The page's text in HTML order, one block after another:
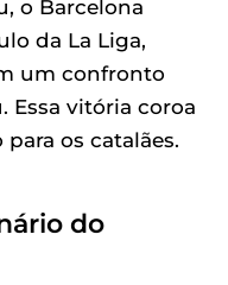
o Barcelona
da La Liga,
um confronto
Essa vitória coroa
os catalães.
do